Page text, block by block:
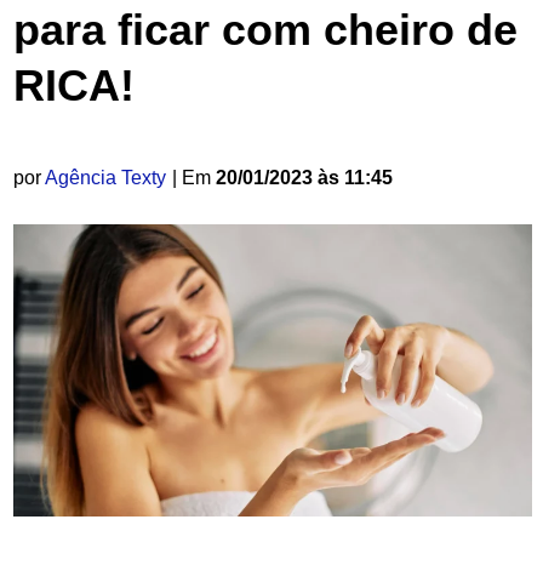
para ficar com cheiro de
RICA!
porAgência Texty | Em 20/01/2023 às 11:45